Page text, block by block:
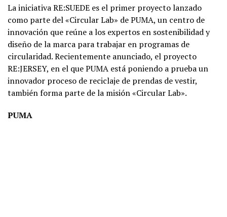
La iniciativa RE:SUEDE es el primer proyecto lanzado
como parte del «Circular Lab» de PUMA, un centro de
innovación que reúne a los expertos en sostenibilidad y
diseño de la marca para trabajar en programas de
circularidad. Recientemente anunciado, el proyecto
RE:JERSEY, en el que PUMA está poniendo a prueba un
innovador proceso de reciclaje de prendas de vestir,
también forma parte de la misión «Circular Lab».
PUMA